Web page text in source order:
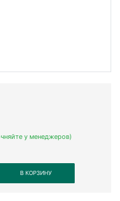
у менеджеров)
В КОРЗИНУ